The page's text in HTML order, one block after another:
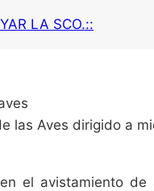
LA SCO.::
las Aves dirigido a
el avistamiento